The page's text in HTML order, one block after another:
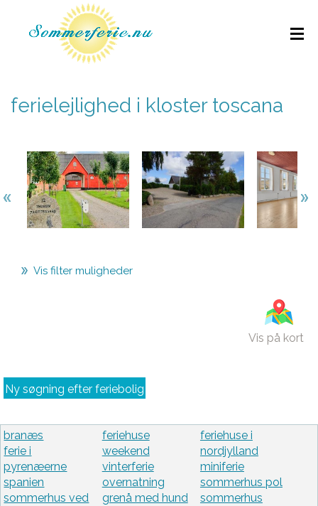
ferielejlighed i kloster toscana
Vis filter muligheder
Vis på kort
Ny søgning efter feriebolig
branæs
ferie i
pyrenæerne
spanien
sommerhus ved
feriehuse
weekend
vinterferie
overnatning
grenå med hund
feriehuse i
nordjylland
miniferie
sommerhus pol
sommerhus